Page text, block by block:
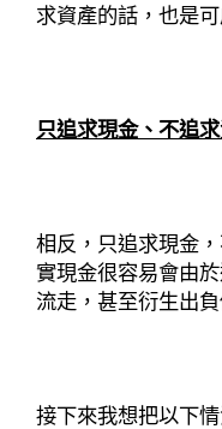
求資產的話，也是
只追求現金、不追
相反，只追求現金
實現金很容易會由
流走，甚至衍生出負
接下來我想把以下